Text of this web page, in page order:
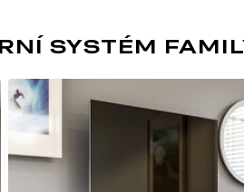
potřeb. Můžete si vybírat z
SYSTÉM